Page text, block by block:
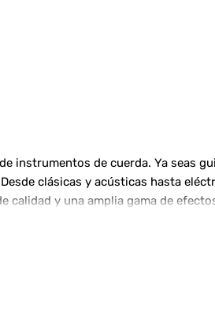
instrumentos de cuerda. Ya seas
clásicas y acústicas hasta
calidad y una amplia gama de